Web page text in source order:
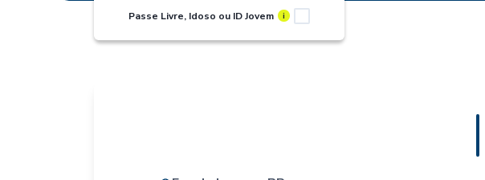
Passe Livre, Idoso ou ID Jovem i